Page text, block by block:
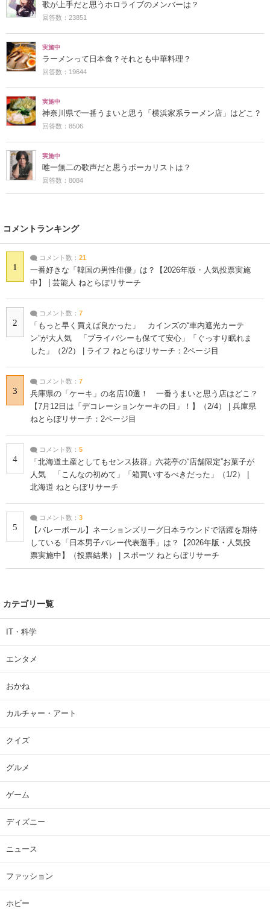
歌が上手だと思うホロライブのメンバーは？
回答数：23851
実施中
ラーメンって日本食？それとも中華料理？
回答数：19644
実施中
神奈川県で一番うまいと思う「横浜家系ラーメン店」はどこ？
回答数：8506
実施中
唯一無二の歌声だと思うボーカリストは？
回答数：8084
コメントランキング
1
コメント数： 21
一番好きな「韓国の男性俳優」は？【2026年版・人気投票実施
中】 | 芸能人 ねとらぼリサーチ
2
コメント数： 7
「もっと早く買えば良かった」 カインズの“車内遮光カーテ
ン”が大人気 「プライバシーも保てて安心」「ぐっすり眠れま
した」（2/2） | ライフ ねとらぼリサーチ：2ページ目
3
コメント数： 7
兵庫県の「ケーキ」の名店10選！ 一番うまいと思う店はどこ？
【7月12日は「デコレーションケーキの日」！】（2/4） | 兵庫県
ねとらぼリサーチ：2ページ目
4
コメント数： 5
「北海道土産としてもセンス抜群」六花亭の“店舗限定”お菓子が
人気 「こんなの初めて」「箱買いするべきだった」（1/2） |
北海道 ねとらぼリサーチ
5
コメント数： 3
【バレーボール】ネーションズリーグ日本ラウンドで活躍を期待
している「日本男子バレー代表選手」は？【2026年版・人気投
票実施中】（投票結果） | スポーツ ねとらぼリサーチ
カテゴリ一覧
IT・科学
エンタメ
おかね
カルチャー・アート
クイズ
グルメ
ゲーム
ディズニー
ニュース
ファッション
ホビー